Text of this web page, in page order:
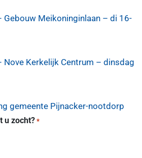
Gebouw Meikoninginlaan – di 16-
Nove Kerkelijk Centrum – dinsdag
gemeente Pijnacker-nootdorp
u zocht? *